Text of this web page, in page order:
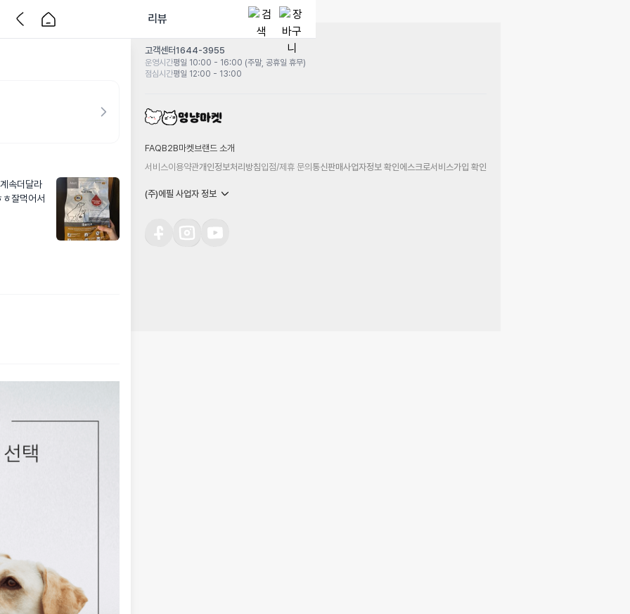
리뷰
속더달라
잘먹어서
고객센터1644-3955
운영시간평일 10:00 - 16:00 (주말, 공휴일 휴무)
점심시간평일 12:00 - 13:00
FAQB2B마켓 브랜드 소개
서비스이용약관개인정보처리방침입점/제휴 문의통신판매사업자정보 확인에스크로서비스가입 확인
(주)에필 사업자 정보